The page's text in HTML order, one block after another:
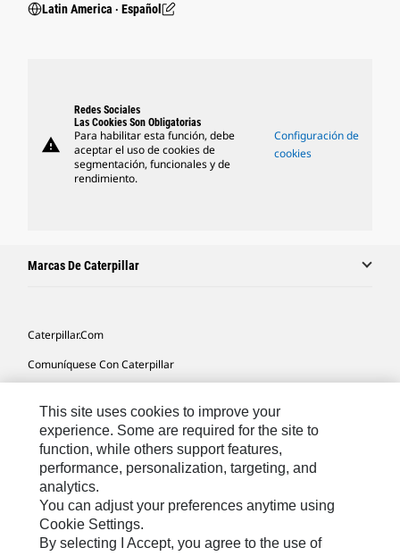
Latin America ‧ Español
warning
Redes Sociales
Las Cookies Son Obligatorias
Para habilitar esta función, debe
aceptar el uso de cookies de
segmentación, funcionales y de
rendimiento.
Configuración de
cookies
Marcas De Caterpillar
Caterpillar.com
Comuníquese Con Caterpillar
Mapa Del Sitio
Cookie Settings
Avisos Legales
Privacidad
This site uses cookies to improve your
experience. Some are required for the site to
function, while others support features,
performance, personalization, targeting, and
analytics.
You can adjust your preferences anytime using
Cookie Settings.
By selecting I Accept, you agree to the use of